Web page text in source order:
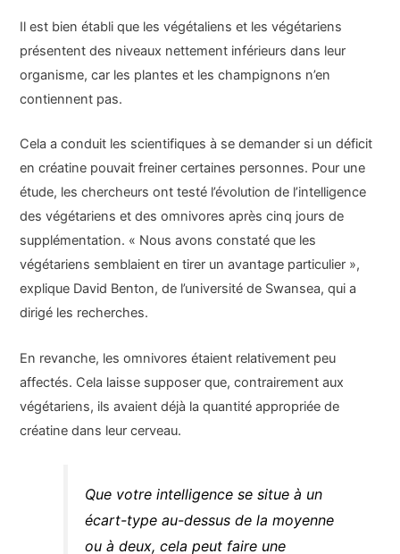
Il est bien établi que les végétaliens et les végétariens
présentent des niveaux nettement inférieurs dans leur
organisme, car les plantes et les champignons n’en
contiennent pas.
Cela a conduit les scientifiques à se demander si un déficit
en créatine pouvait freiner certaines personnes. Pour une
étude, les chercheurs ont testé l’évolution de l’intelligence
des végétariens et des omnivores après cinq jours de
supplémentation. « Nous avons constaté que les
végétariens semblaient en tirer un avantage particulier »,
explique David Benton, de l’université de Swansea, qui a
dirigé les recherches.
En revanche, les omnivores étaient relativement peu
affectés. Cela laisse supposer que, contrairement aux
végétariens, ils avaient déjà la quantité appropriée de
créatine dans leur cerveau.
Que votre intelligence se situe à un
écart-type au-dessus de la moyenne
ou à deux, cela peut faire une